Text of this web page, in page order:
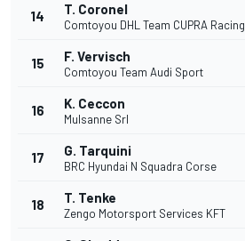
14 T. Coronel
Comtoyou DHL Team CUPRA Racing
15 F. Vervisch
Comtoyou Team Audi Sport
16 K. Ceccon
Mulsanne Srl
17 G. Tarquini
BRC Hyundai N Squadra Corse
18 T. Tenke
Zengo Motorsport Services KFT